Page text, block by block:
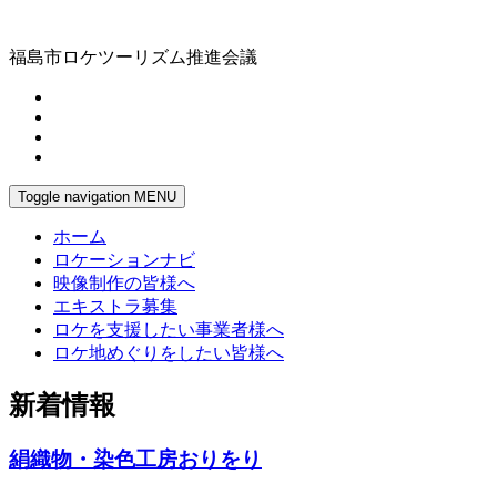
福島市ロケツーリズム推進会議
Toggle navigation MENU
ホーム
ロケーションナビ
映像制作の皆様へ
エキストラ募集
ロケを支援したい事業者様へ
ロケ地めぐりをしたい皆様へ
新着情報
絹織物・染色工房おりをり